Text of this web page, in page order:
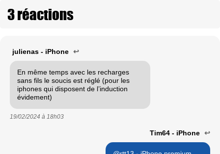
3 réactions
julienas - iPhone ↩
En même temps avec les recharges
sans fils le soucis est réglé (pour les
iphones qui disposent de l’induction
évidement)
19/02/2024 à 18h03
Tim64 - iPhone ↩